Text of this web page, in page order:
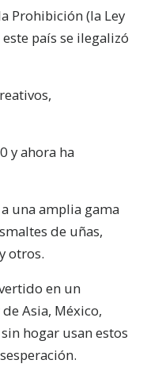
Prohibición (la Ley
país se ilegalizó
y ahora ha
una amplia gama
de uñas,
otros.
en un
Asia, México,
hogar usan estos